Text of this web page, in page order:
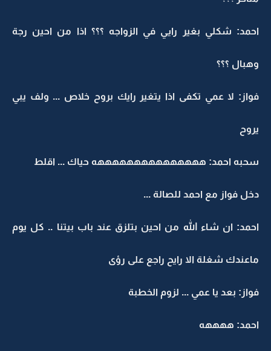
احمد: شكلي بغير رايي في الزواجه ؟؟؟ اذا من احين رجة
وهبال ؟؟؟
فواز: لا عمي تكفى اذا يتغير رايك بروح خلاص ... ولف يبي
يروح
سحبه احمد: هههههههههههههههه حياك ... اقلط
دخل فواز مع احمد للصالة ...
احمد: ان شاء الله من احين بتلزق عند باب بيتنا .. كل يوم
ماعندك شغلة الا رايح راجع على رؤى
فواز: بعد يا عمي ... لزوم الخطبة
احمد: ههههه